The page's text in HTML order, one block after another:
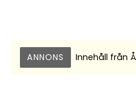
ANNONS Innehåll från